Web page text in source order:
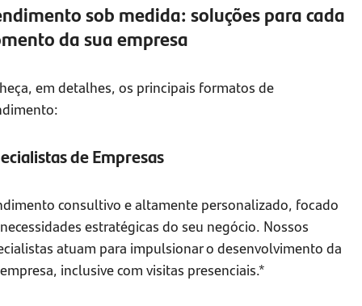
sob medida: soluções para cada
da sua empresa
em detalhes, os principais formatos de
de Empresas
consultivo e altamente personalizado, focado
estratégicas do seu negócio. Nossos
atuam para impulsionar o desenvolvimento da
inclusive com visitas presenciais.*